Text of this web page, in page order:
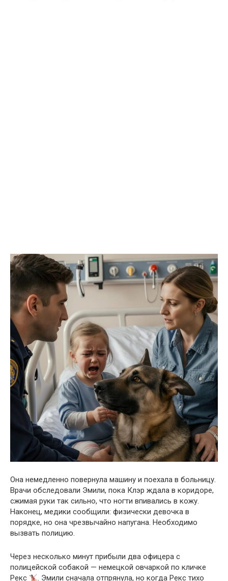
Она немедленно повернула машину и поехала в больницу.
Врачи обследовали Эмили, пока Клэр ждала в коридоре,
сжимая руки так сильно, что ногти впивались в кожу.
Наконец, медики сообщили: физически девочка в
порядке, но она чрезвычайно напугана. Необходимо
вызвать полицию.
Через несколько минут прибыли два офицера с
полицейской собакой — немецкой овчаркой по кличке
Рекс
. Эмили сначала отпрянула, но когда Рекс тихо